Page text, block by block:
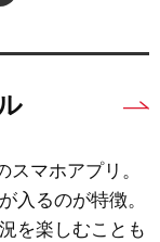
マホアプリ。
入るのが特徴。
を楽しむことも